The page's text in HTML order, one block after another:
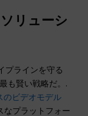
リューシ
プラインを守る
も賢い戦略だ。.
のビデオモデル
なプラットフォー